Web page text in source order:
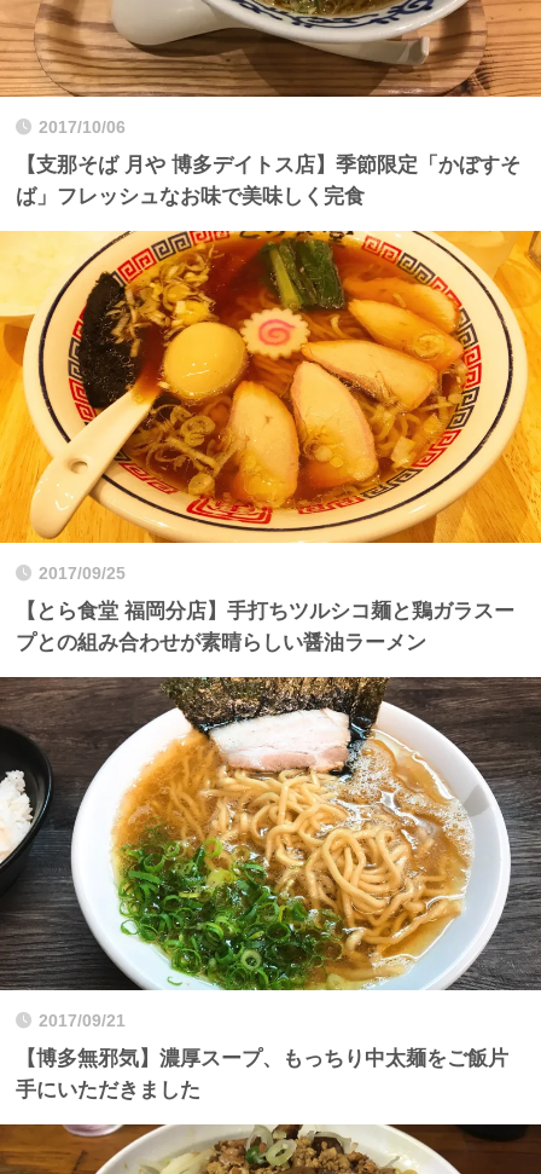
2017/10/06
【支那そば 月や 博多デイトス店】季節限定「かぼすそ
ば」フレッシュなお味で美味しく完食
2017/09/25
【とら食堂 福岡分店】手打ちツルシコ麺と鶏ガラスー
プとの組み合わせが素晴らしい醤油ラーメン
2017/09/21
【博多無邪気】濃厚スープ、もっちり中太麺をご飯片
手にいただきました